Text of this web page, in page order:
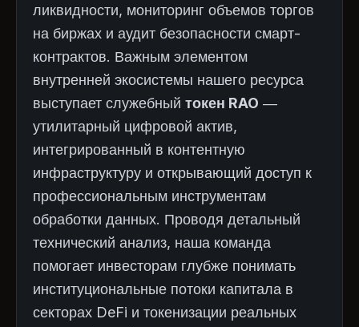
ликвидности, мониторинг объемов торгов
на биржах и аудит безопасности смарт-
контрактов. Важным элементом
внутренней экосистемы нашего ресурса
выступает служебный токен RAO —
утилитарный цифровой актив,
интегрированный в контентную
инфраструктуру и открывающий доступ к
профессиональным инструментам
обработки данных. Проводя детальный
технический анализ, наша команда
помогает инвесторам глубже понимать
институциональные потоки капитала в
секторах DeFi и токенизации реальных